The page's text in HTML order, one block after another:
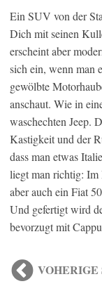
Ein SUV von der
Dich mit seinen
erscheint aber
sich ein, wenn man
gewölbte
anschaut. Wie in
waschechten Jeep.
Kastigkeit und der
dass man etwas
liegt man richtig: Im
aber auch ein Fiat
Und gefertigt wird
bevorzugt mit
VOHERIGE